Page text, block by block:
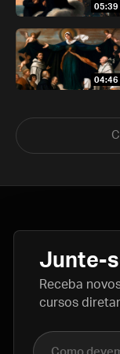
05:39
04:46
Junte-
Receba
cursos
Nome completo